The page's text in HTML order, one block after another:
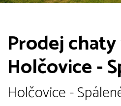
Prodej chaty
Holčovice -
Holčovice -